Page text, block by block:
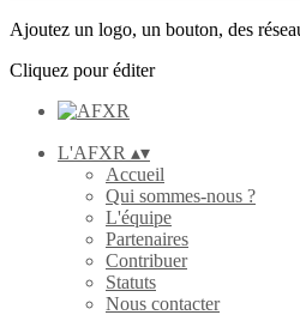
Ajoutez un logo, un bouton, des
Cliquez pour éditer
L'AFXR ▴▾
Accueil
Qui sommes-nous ?
L'équipe
Partenaires
Contribuer
Statuts
Nous contacter